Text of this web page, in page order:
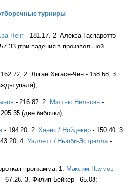
турниры
Ченг - 181.17. 2. Алекса Гаспаротто -
(три падения в произвольной
2. Логан Хигасе-Чен - 158.68; 3.
упала);
- 216.87. 2. Мэттью Нильсен -
(две бабочки);
- 194.20. 2. Ханнс / Нойдекер - 150.40. 3.
4. Уэллетт / Ньюби-Эстрелла -
программа: 1. Максим Наумов -
- 67.26. 3. Филип Бейкер - 65.08;